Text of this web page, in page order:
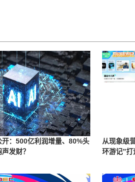
开：500亿利润增量、80%头
发财？
从现象级
环游记”